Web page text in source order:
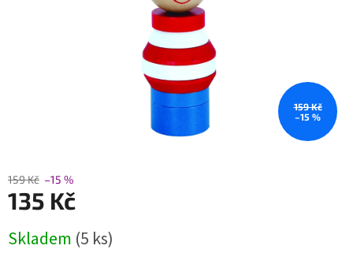
159 Kč
–15 %
159 Kč –15 %
135 Kč
cena:
Skladem (5 ks)